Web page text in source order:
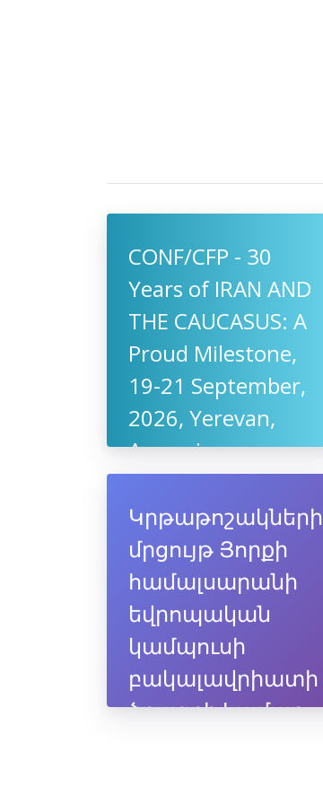
CONF/CFP - 30
Years of IRAN AND
THE CAUCASUS: A
Proud Milestone,
19-21 September,
2026, Yerevan,
Armenia
Կրթաթոշակների
մրցույթ Յորքի
համալսարանի
եվրոպական
կամպուսի
բակալավրիատի
ծրագրի համար